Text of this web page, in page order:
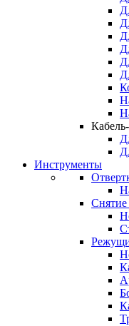
Инструменты
Снятие